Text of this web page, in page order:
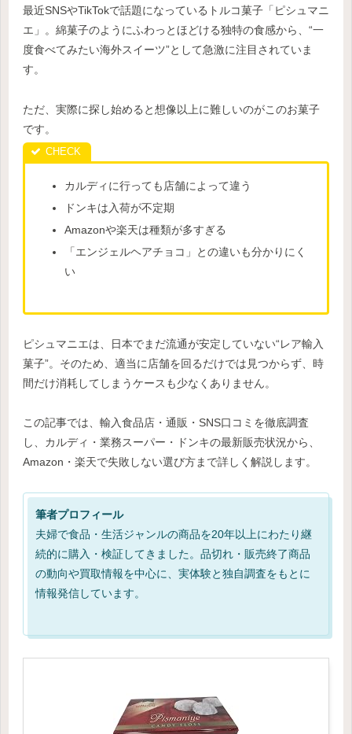
最近SNSやTikTokで話題になっているトルコ菓子「ピシュマニ
エ」。綿菓子のようにふわっとほどける独特の食感から、“一
度食べてみたい海外スイーツ”として急激に注目されていま
す。
ただ、実際に探し始めると想像以上に難しいのがこのお菓子
です。
カルディに行っても店舗によって違う
ドンキは入荷が不定期
Amazonや楽天は種類が多すぎる
「エンジェルヘアチョコ」との違いも分かりにく
い
ピシュマニエは、日本でまだ流通が安定していない“レア輸入
菓子”。そのため、適当に店舗を回るだけでは見つからず、時
間だけ消耗してしまうケースも少なくありません。
この記事では、輸入食品店・通販・SNS口コミを徹底調査
し、カルディ・業務スーパー・ドンキの最新販売状況から、
Amazon・楽天で失敗しない選び方まで詳しく解説します。
筆者プロフィール
夫婦で食品・生活ジャンルの商品を20年以上にわたり継
続的に購入・検証してきました。品切れ・販売終了商品
の動向や買取情報を中心に、実体験と独自調査をもとに
情報発信しています。